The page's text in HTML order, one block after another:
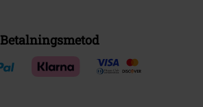
Betalningsmetod